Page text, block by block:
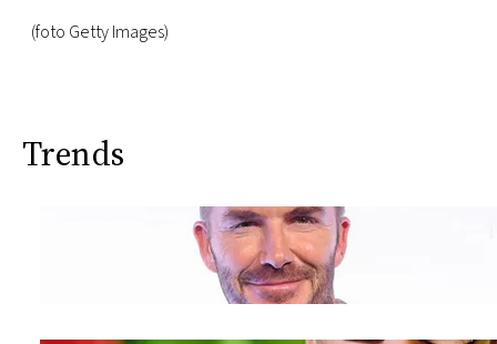
(foto Getty Images)
Trends